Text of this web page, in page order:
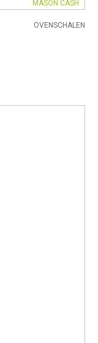
MASON CASH
OVENSCHALEN